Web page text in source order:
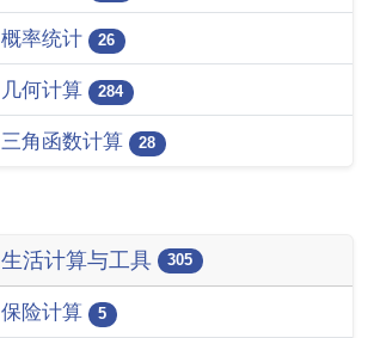
概率统计 26
几何计算 284
三角函数计算 28
生活计算与工具 305
保险计算 5